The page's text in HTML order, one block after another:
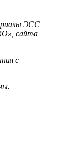
ЭСС
сайта
с